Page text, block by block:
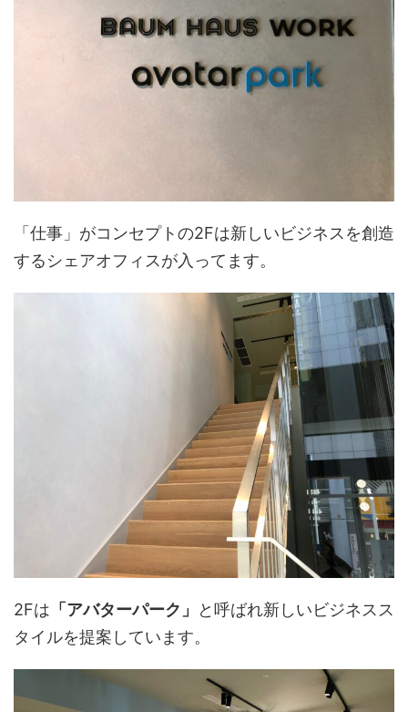
「仕事」がコンセプトの2Fは新しいビジネスを創造
するシェアオフィスが入ってます。
2Fは 「アバターパーク」
と呼ばれ新しいビジネスス
タイルを提案しています。